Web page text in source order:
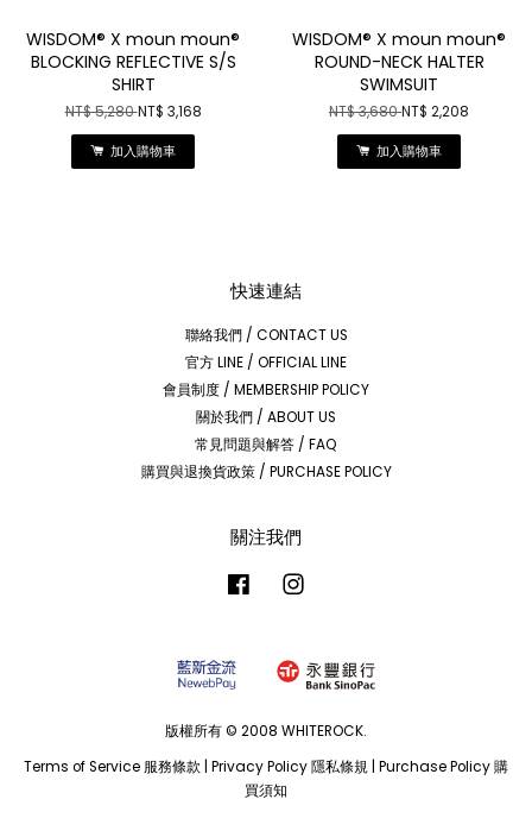
WISDOM® X moun moun®
BLOCKING REFLECTIVE S/S
SHIRT
NT$ 5,280NT$ 3,168
加入購物車
WISDOM® X moun moun®
ROUND-NECK HALTER
SWIMSUIT
NT$ 3,680NT$ 2,208
加入購物車
快速連結
聯絡我們 / CONTACT US
官方 LINE / OFFICIAL LINE
會員制度 / MEMBERSHIP POLICY
關於我們 / ABOUT US
常見問題與解答 / FAQ
購買與退換貨政策 / PURCHASE POLICY
關注我們
Facebook
版權所有 © 2008 WHITEROCK.
Terms of Service 服務條款
Privacy Policy 隱私條規 Purchase Policy 購
買須知